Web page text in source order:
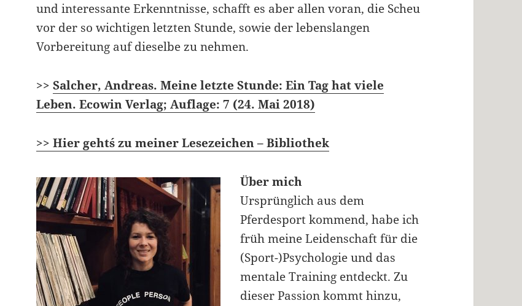
und interessante Erkenntnisse, schafft es aber allen voran, die Scheu
vor der so wichtigen letzten Stunde, sowie der lebenslangen
Vorbereitung auf dieselbe zu nehmen.
>>Salcher, Andreas. Meine letzte Stunde: Ein Tag hat viele
Leben. Ecowin Verlag; Auflage: 7 (24. Mai 2018)
>> Hier geht´s zu meiner Lesezeichen – Bibliothek
Über mich
Ursprünglich aus dem
Pferdesport kommend, habe ich
früh meine Leidenschaft für die
(Sport-)Psychologie und das
mentale Training entdeckt. Zu
dieser Passion kommt hinzu,